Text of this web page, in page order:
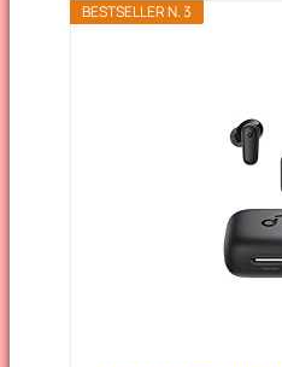
BESTSELLER N. 3